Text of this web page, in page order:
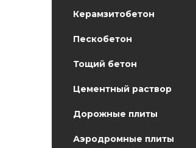
Керамзитобетон
Пескобетон
Тощий бетон
Цементный раствор
Дорожные плиты
Аэродромные плиты